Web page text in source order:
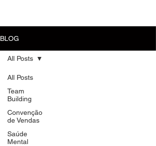
BLOG
All Posts
Team
Building
Convenção
de Vendas
Saúde
Mental
All Posts